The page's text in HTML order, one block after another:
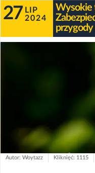
27 LIP
2024
Wysokie
Autor: Woytazz Kliknięć: 1115